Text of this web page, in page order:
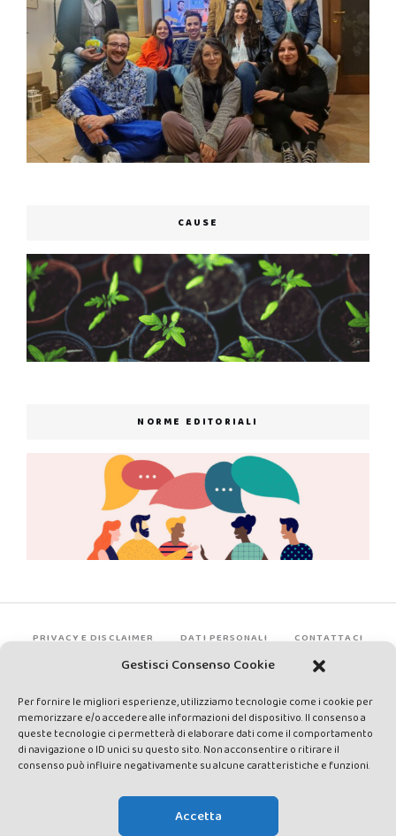
Gestisci Consenso Cookie
Per fornire le migliori esperienze, utilizziamo tecnologie come i cookie per
memorizzare e/o accedere alle informazioni del dispositivo. Il consenso a
queste tecnologie ci permetterà di elaborare dati come il comportamento
di navigazione o ID unici su questo sito. Non acconsentire o ritirare il
consenso può influire negativamente su alcune caratteristiche e funzioni.
Accetta
CAUSE
NORME EDITORIALI
PRIVACY E DISCLAIMER DATI PERSONALI CONTATTACI
rights reserved - Testata registrata presso il Tribunale di Siena con
autorizzazione n°1 del 12/04/2014 - Direttrice Responsabile: Chiara